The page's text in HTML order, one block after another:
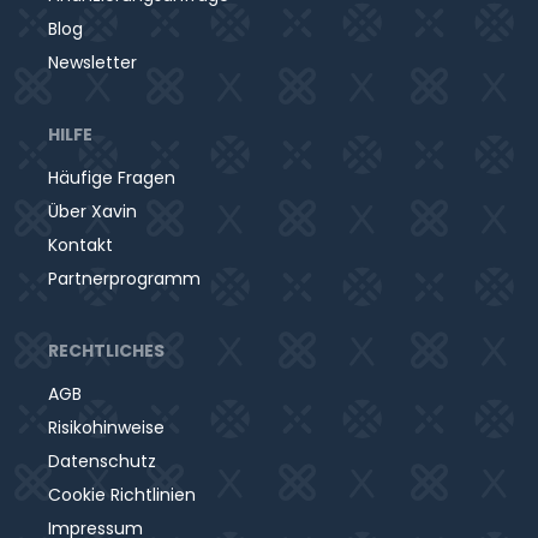
Blog
Newsletter
HILFE
Häufige Fragen
Über Xavin
Kontakt
Partnerprogramm
RECHTLICHES
AGB
Risikohinweise
Datenschutz
Cookie Richtlinien
Impressum